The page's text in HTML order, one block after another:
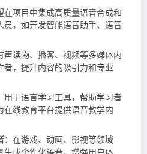
在项目中集成高质量语音合成和
员，如开发智能语音助手、语音
声读物、播客、视频等多媒体内
者，提升内容的吸引力和专业
用于语言学习工具，帮助学习者
在线教育平台提供语音教学内
：在游戏、动画、影视等领域